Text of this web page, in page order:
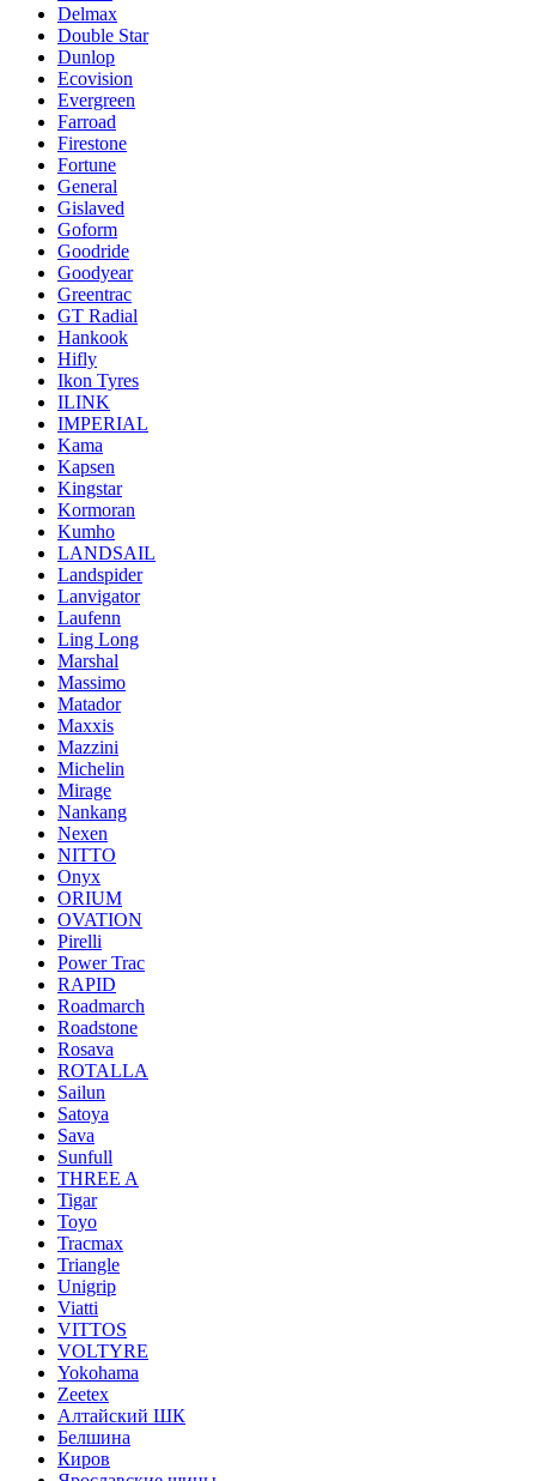
Delmax
Double Star
Dunlop
Ecovision
Evergreen
Farroad
Firestone
Fortune
General
Gislaved
Goform
Goodride
Goodyear
Greentrac
GT Radial
Hankook
Hifly
Ikon Tyres
ILINK
IMPERIAL
Kama
Kapsen
Kingstar
Kormoran
Kumho
LANDSAIL
Landspider
Lanvigator
Laufenn
Ling Long
Marshal
Massimo
Matador
Maxxis
Mazzini
Michelin
Mirage
Nankang
Nexen
NITTO
Onyx
ORIUM
OVATION
Pirelli
Power Trac
RAPID
Roadmarch
Roadstone
Rosava
ROTALLA
Sailun
Satoya
Sava
Sunfull
THREE A
Tigar
Toyo
Tracmax
Triangle
Unigrip
Viatti
VITTOS
VOLTYRE
Yokohama
Zeetex
Алтайский ШК
Белшина
Киров